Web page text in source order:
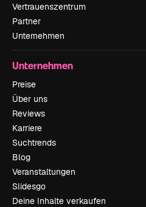
Vertrauenszentrum
Partner
Unternehmen
Unternehmen
Preise
Über uns
Reviews
Karriere
Suchtrends
Blog
Veranstaltungen
Slidesgo
Deine Inhalte verkaufen